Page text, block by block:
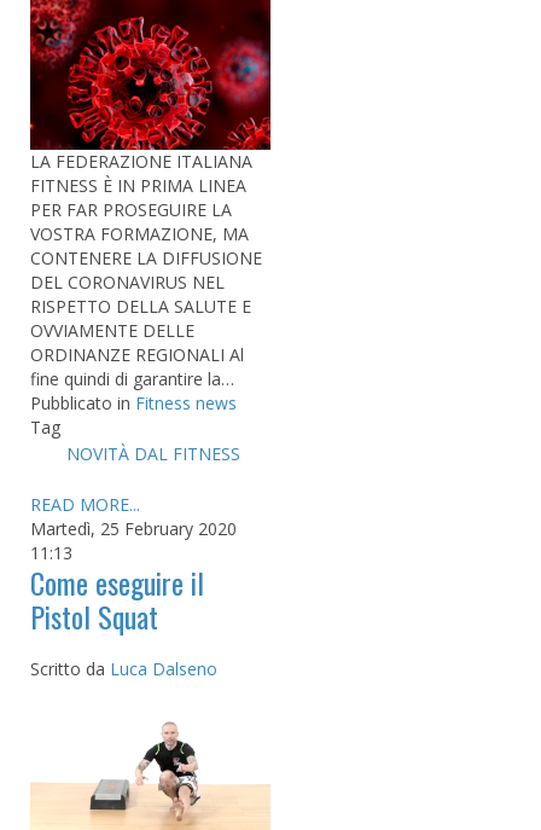
LA FEDERAZIONE ITALIANA
FITNESS È IN PRIMA LINEA
PER FAR PROSEGUIRE LA
VOSTRA FORMAZIONE, MA
CONTENERE LA DIFFUSIONE
DEL CORONAVIRUS NEL
RISPETTO DELLA SALUTE E
OVVIAMENTE DELLE
ORDINANZE REGIONALI Al
fine quindi di garantire la…
Pubblicato in Fitness news
Tag
NOVITÀ DAL FITNESS
READ MORE...
Martedì, 25 February 2020
11:13
Come eseguire il
Pistol Squat
Scritto da Luca Dalseno